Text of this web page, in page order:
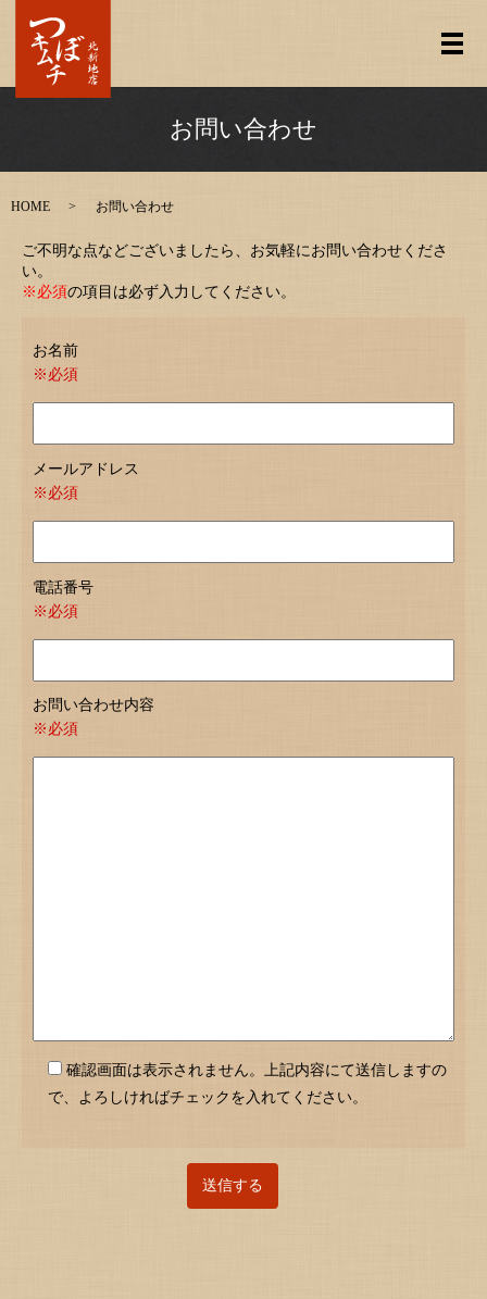
メ
お問い合わせ
HOME お問い合わせ
ご不明な点などございましたら、お気軽にお問い合わせくださ
い。
※必須の項目は必ず入力してください。
お名前
※必須
メールアドレス
※必須
電話番号
※必須
お問い合わせ内容
※必須
確認画面は表示されません。上記内容にて送信しますの
で、よろしければチェックを入れてください。